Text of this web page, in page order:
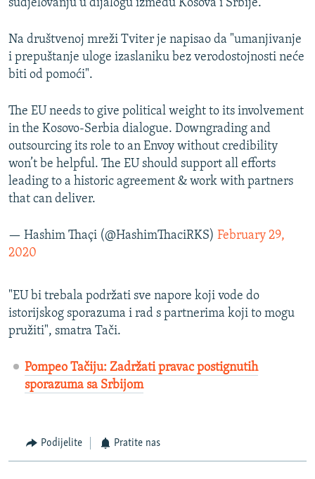
POST SCRIPTUM
MOJA EVROPA
TRI DECENIJE OD RATA U BIH
SVE KARTE DEJTONA
NASTANAK I RASPAD JUGOSLAVIJE
sudjelovanju u dijalogu između Kosova i Srbije.
Na društvenoj mreži Tviter je napisao da "umanjivanje
i prepuštanje uloge izaslaniku bez verodostojnosti neće
biti od pomoći".
The EU needs to give political weight to its involvement
in the Kosovo-Serbia dialogue. Downgrading and
outsourcing its role to an Envoy without credibility
won’t be helpful. The EU should support all efforts
leading to a historic agreement & work with partners
that can deliver.
— Hashim Thaçi (@HashimThaciRKS) February 29,
2020
"EU bi trebala podržati sve napore koji vode do
istorijskog sporazuma i rad s partnerima koji to mogu
pružiti", smatra Tači.
Pompeo Tačiju: Zadržati pravac postignutih
sporazuma sa Srbijom
Podijelite Pratite nas